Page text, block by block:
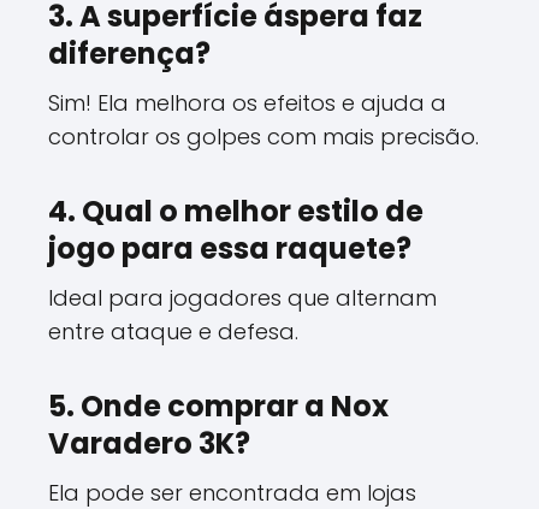
3. A superfície áspera faz
diferença?
Sim! Ela melhora os efeitos e ajuda a
controlar os golpes com mais precisão.
4. Qual o melhor estilo de
jogo para essa raquete?
Ideal para jogadores que alternam
entre ataque e defesa.
5. Onde comprar a Nox
Varadero 3K?
Ela pode ser encontrada em lojas